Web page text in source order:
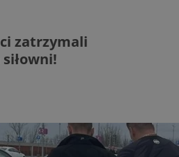
zatrzymali